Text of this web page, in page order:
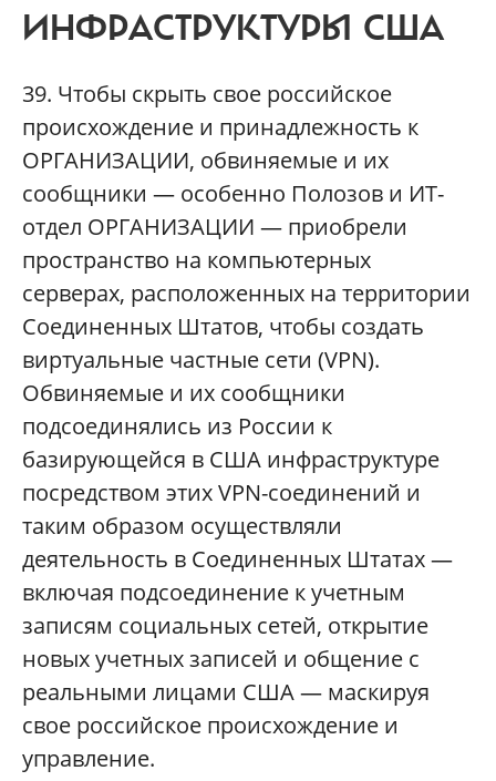
ИНФРАСТРУКТУРЫ США
39. Чтобы скрыть свое российское
происхождение и принадлежность к
ОРГАНИЗАЦИИ, обвиняемые и их
сообщники — особенно Полозов и ИТ-
отдел ОРГАНИЗАЦИИ — приобрели
пространство на компьютерных
серверах, расположенных на территории
Соединенных Штатов, чтобы создать
виртуальные частные сети (VPN).
Обвиняемые и их сообщники
подсоединялись из России к
базирующейся в США инфраструктуре
посредством этих VPN-соединений и
таким образом осуществляли
деятельность в Соединенных Штатах —
включая подсоединение к учетным
записям социальных сетей, открытие
новых учетных записей и общение с
реальными лицами США — маскируя
свое российское происхождение и
управление.